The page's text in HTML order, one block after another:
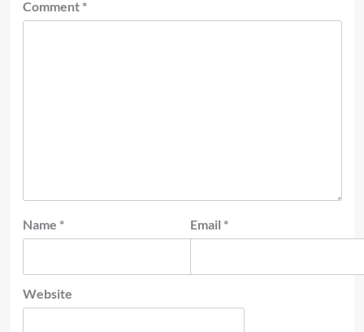
Comment *
Name * Email *
Website